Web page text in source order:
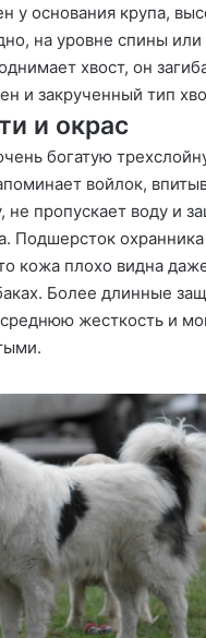
у основания крупа,
на уровне спины
хвост, он
и закрученный тип
и окрас
богатую
войлок,
не пропускает воду и
Подшерсток
кожа плохо видна
Более длинные
жесткость и